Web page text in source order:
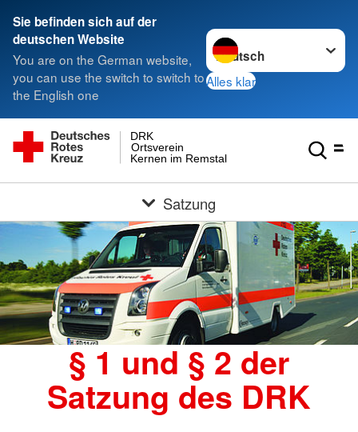
Sie befinden sich auf der
deutschen Website
You are on the German website,
you can use the switch to switch to
the English one
Sprache wechseln zu
Alles klar
Kernen im Remstal
Ortsverein
DRK
Satzung
§ 1 und § 2 der
Satzung des DRK